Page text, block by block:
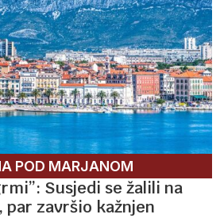
POD MARJANOM
Susjedi se žalili na
završio kažnjen